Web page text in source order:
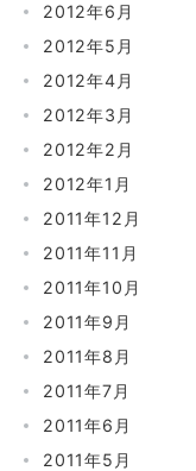
2012年6月
2012年5月
2012年4月
2012年3月
2012年2月
2012年1月
2011年12月
2011年11月
2011年10月
2011年9月
2011年8月
2011年7月
2011年6月
2011年5月